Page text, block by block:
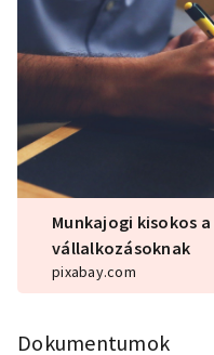
Munkajogi kisokos
vállalkozásoknak
pixabay.com
Dokumentumok